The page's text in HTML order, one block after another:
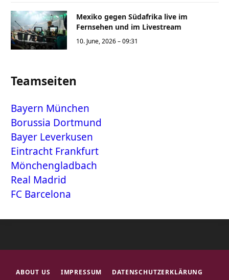
Mexiko gegen Südafrika live im
Fernsehen und im Livestream
10. June, 2026 – 09:31
Teamseiten
Bayern München
Borussia Dortmund
Bayer Leverkusen
Eintracht Frankfurt
Mönchengladbach
Real Madrid
FC Barcelona
ABOUT US IMPRESSUM DATENSCHUTZERKLÄRUNG